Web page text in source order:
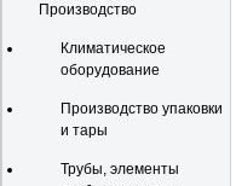
Производство
Климатическое
оборудование
Производство упаковки
и тары
Трубы, элементы